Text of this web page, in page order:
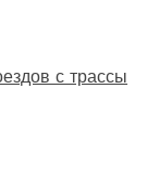
с трассы